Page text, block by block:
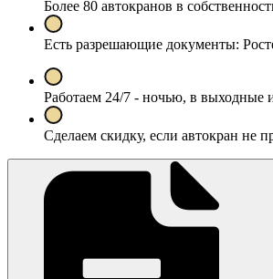
Более 80 автокранов в
Есть разрешающие документы:
Работаем 24/7 - ночью, в выходные
Сделаем скидку, если автокран не